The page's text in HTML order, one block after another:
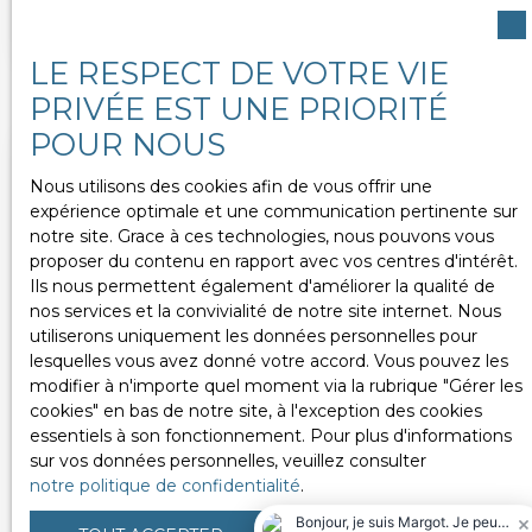
de 26 m² entièrement rénové avec goût.
Lumineux et parfaitement agencé, il offre un
cadre de vie aussi agréable que fonctionnel.
Actuellement exploité en location saisonnière, il
000 €, soit une rentabilité brute estimée à plus de
20 %. Vendu partiellement meublé et prêt à être
exploité, ce studio représente une belle
opportunité pour un investissement locatif ou un
pied-à-terre plein de charme. Un lieu de vie à la
fois inspirant et rentable, qui ne demande qu’à
écrire sa prochaine histoire. Pour tout
renseignement complémentaire ou pour
organiser une visite, contactez-moi au 06. 48. 40.
11. 21
79 000€
NÎMES - STUDIO de 36 m²
EMPLACEMENT IDEAL
1pièce 35.78m²
LE RESPECT DE VOTRE VIE
PRIVÉE EST UNE PRIORITÉ
POUR NOUS
Nous utilisons des cookies afin de vous offrir une
expérience optimale et une communication pertinente sur
notre site. Grace à ces technologies, nous pouvons vous
proposer du contenu en rapport avec vos centres d'intérêt.
Ils nous permettent également d'améliorer la qualité de
nos services et la convivialité de notre site internet. Nous
utiliserons uniquement les données personnelles pour
lesquelles vous avez donné votre accord. Vous pouvez les
modifier à n'importe quel moment via la rubrique ″Gérer les
cookies″ en bas de notre site, à l'exception des cookies
essentiels à son fonctionnement. Pour plus d'informations
sur vos données personnelles, veuillez consulter
notre politique de confidentialité.